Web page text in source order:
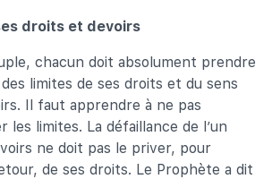
droits et devoirs
chacun doit absolument prendre
limites de ses droits et du sens
Il faut apprendre à ne pas
les limites. La défaillance de l’un
ne doit pas le priver, pour
de ses droits. Le Prophète a dit